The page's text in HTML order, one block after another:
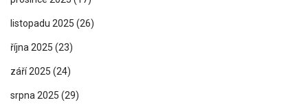
listopadu 2025 (26)
října 2025 (23)
září 2025 (24)
srpna 2025 (29)